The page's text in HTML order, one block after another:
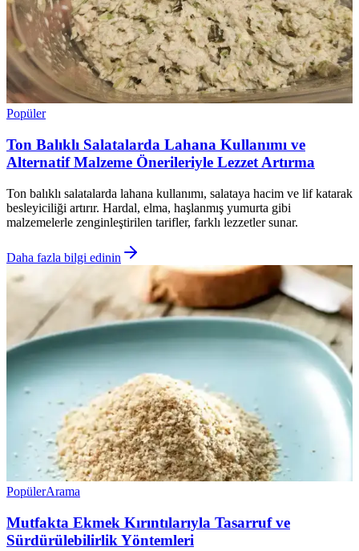
Popüler
Ton Balıklı Salatalarda Lahana Kullanımı ve
Alternatif Malzeme Önerileriyle Lezzet Artırma
Ton balıklı salatalarda lahana kullanımı, salataya hacim ve lif katarak
besleyiciliği artırır. Hardal, elma, haşlanmış yumurta gibi
malzemelerle zenginleştirilen tarifler, farklı lezzetler sunar.
Daha fazla bilgi edinin
PopülerArama
Mutfakta Ekmek Kırıntılarıyla Tasarruf ve
Sürdürülebilirlik Yöntemleri